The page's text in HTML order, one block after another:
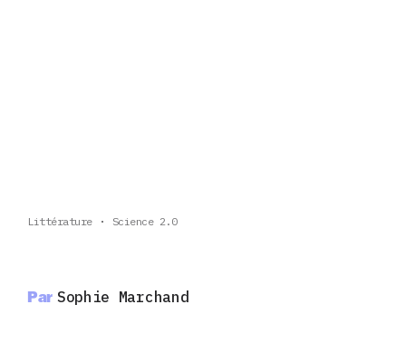
Littérature Science 2.0
Par Sophie Marchand